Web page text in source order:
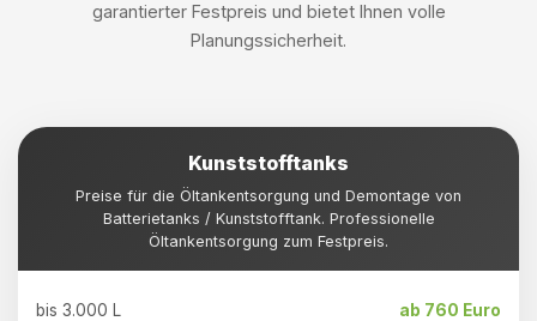
garantierter Festpreis und bietet Ihnen volle
Planungssicherheit.
Kunststofftanks
Preise für die Öltankentsorgung und Demontage von
Batterietanks / Kunststofftank. Professionelle
Öltankentsorgung zum Festpreis.
bis 3.000 L ab 760 Euro